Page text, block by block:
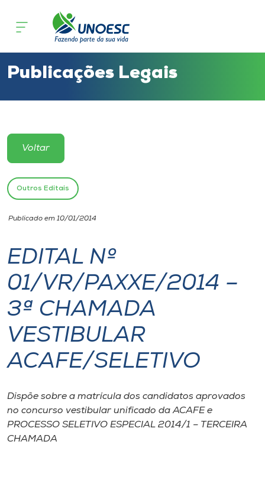
Cursos
Atendimento ao Estudante
Portal de Ensino
Unoesc
Internacionalização
I.nova
Diplomados
Cultura
CPA
Biblioteca
Publicações Legais
Voltar
Outros Editais
Publicado em 10/01/2014
EDITAL Nº
01/VR/PAXXE/2014 –
3ª CHAMADA
VESTIBULAR
ACAFE/SELETIVO
Dispõe sobre a matrícula dos candidatos aprovados
no concurso vestibular unificado da ACAFE e
PROCESSO SELETIVO ESPECIAL 2014/1 – TERCEIRA
CHAMADA